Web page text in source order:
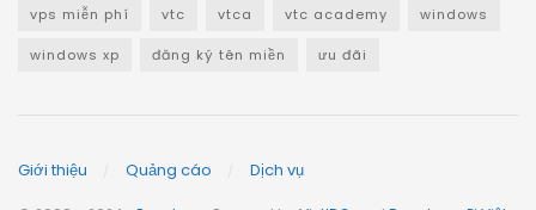
vps miễn phí vtc vtca vtc academy windows
windows xp đăng ký tên miền ưu đãi
Giới thiệu Quảng cáo Dịch vụ